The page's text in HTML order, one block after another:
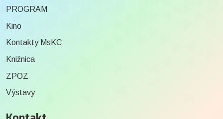
PROGRAM
Kino
Kontakty MsKC
Knižnica
ZPOZ
Výstavy